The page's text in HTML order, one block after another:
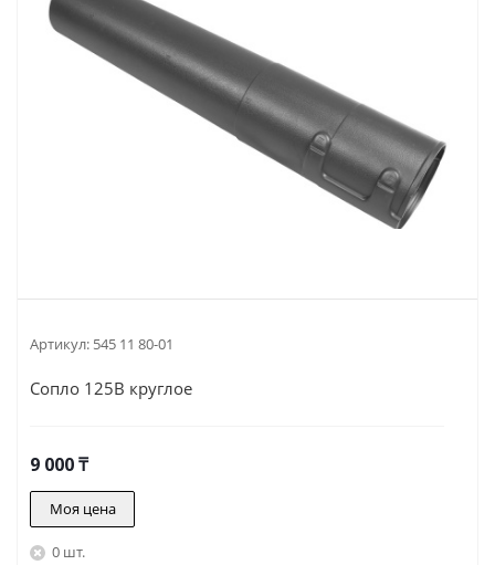
Артикул: 545 11 80-01
Сопло 125B круглое
9 000₸
Моя цена
0 шт.